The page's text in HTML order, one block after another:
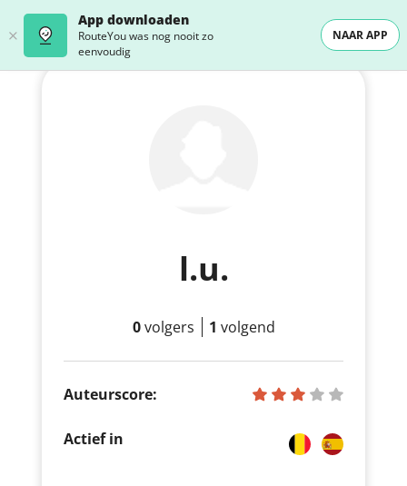
App downloaden
RouteYou was nog nooit zo
eenvoudig
NAAR APP
l.u.
0volgers 1 volgend
Auteurscore:
Actief in